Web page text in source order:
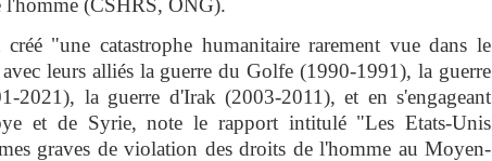
l'homme (CSHRS, ONG).
"une catastrophe humanitaire rarement vue dans le
leurs alliés la guerre du Golfe (1990-1991), la guerre
2021), la guerre d'Irak (2003-2011), et en s'engageant
et de Syrie, note le rapport intitulé "Les Etats-Unis
graves de violation des droits de l'homme au Moyen-